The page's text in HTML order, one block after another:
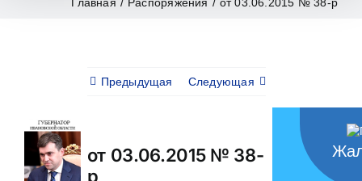
Предыдущая Следующая
от 03.06.2015 № 38-
р